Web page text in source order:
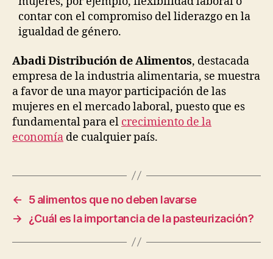
contar con el compromiso del liderazgo en la
igualdad de género.
Abadi Distribución de Alimentos, destacada
empresa de la industria alimentaria, se muestra
a favor de una mayor participación de las
mujeres en el mercado laboral, puesto que es
fundamental para el crecimiento de la
economía de cualquier país.
←
5 alimentos que no deben lavarse
→
¿Cuál es la importancia de la pasteurización?